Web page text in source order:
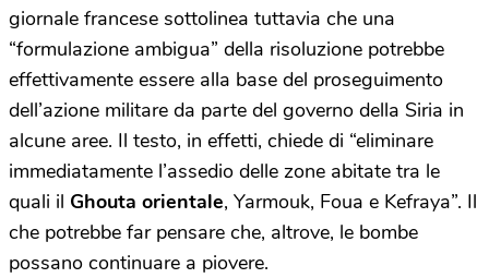
giornale francese sottolinea tuttavia che una
“formulazione ambigua” della risoluzione potrebbe
effettivamente essere alla base del proseguimento
dell’azione militare da parte del governo della Siria in
alcune aree. Il testo, in effetti, chiede di “eliminare
immediatamente l’assedio delle zone abitate tra le
quali il Ghouta orientale, Yarmouk, Foua e Kefraya”. Il
che potrebbe far pensare che, altrove, le bombe
possano continuare a piovere.